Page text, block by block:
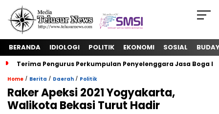
BERANDA IDIOLOGI POLITIK EKONOMI SOSIAL
Terima Pengurus Perkumpulan Penyelenggara Jasa Boga
Home / Berita / Daerah / Politik
Raker Apeksi 2021 Yogyakarta,
Walikota Bekasi Turut Hadir